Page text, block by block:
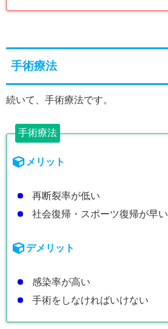
手術療法
続いて、手術療法です。
手術療法
メリット
再断裂率が低い
社会復帰・スポーツ復帰が早い
デメリット
感染率が高い
手術をしなければいけない